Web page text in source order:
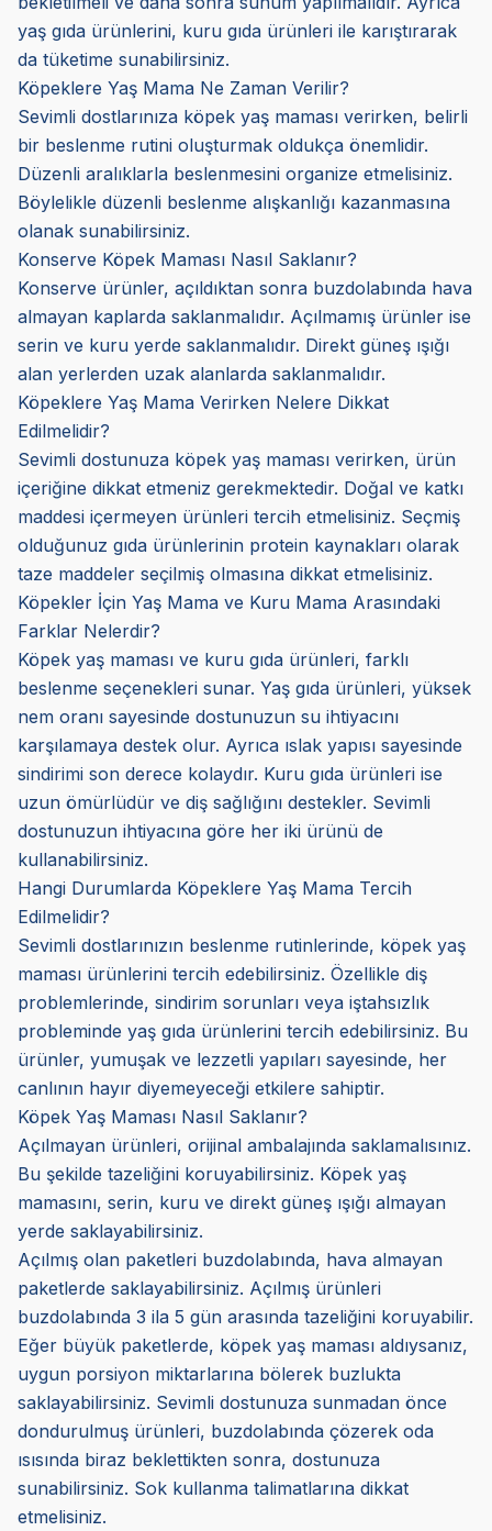
yaş gıda ürünlerini, kuru gıda ürünleri ile karıştırarak
da tüketime sunabilirsiniz.
Köpeklere Yaş Mama Ne Zaman Verilir?
Sevimli dostlarınıza köpek yaş maması verirken, belirli
bir beslenme rutini oluşturmak oldukça önemlidir.
Düzenli aralıklarla beslenmesini organize etmelisiniz.
Böylelikle düzenli beslenme alışkanlığı kazanmasına
olanak sunabilirsiniz.
Konserve Köpek Maması Nasıl Saklanır?
Konserve ürünler, açıldıktan sonra buzdolabında hava
almayan kaplarda saklanmalıdır. Açılmamış ürünler ise
serin ve kuru yerde saklanmalıdır. Direkt güneş ışığı
alan yerlerden uzak alanlarda saklanmalıdır.
Köpeklere Yaş Mama Verirken Nelere Dikkat
Edilmelidir?
Sevimli dostunuza köpek yaş maması verirken, ürün
içeriğine dikkat etmeniz gerekmektedir. Doğal ve katkı
maddesi içermeyen ürünleri tercih etmelisiniz. Seçmiş
olduğunuz gıda ürünlerinin protein kaynakları olarak
taze maddeler seçilmiş olmasına dikkat etmelisiniz.
Köpekler İçin Yaş Mama ve Kuru Mama Arasındaki
Farklar Nelerdir?
Köpek yaş maması ve kuru gıda ürünleri, farklı
beslenme seçenekleri sunar. Yaş gıda ürünleri, yüksek
nem oranı sayesinde dostunuzun su ihtiyacını
karşılamaya destek olur. Ayrıca ıslak yapısı sayesinde
sindirimi son derece kolaydır. Kuru gıda ürünleri ise
uzun ömürlüdür ve diş sağlığını destekler. Sevimli
dostunuzun ihtiyacına göre her iki ürünü de
kullanabilirsiniz.
Hangi Durumlarda Köpeklere Yaş Mama Tercih
Edilmelidir?
Sevimli dostlarınızın beslenme rutinlerinde, köpek yaş
maması ürünlerini tercih edebilirsiniz. Özellikle diş
problemlerinde, sindirim sorunları veya iştahsızlık
probleminde yaş gıda ürünlerini tercih edebilirsiniz. Bu
ürünler, yumuşak ve lezzetli yapıları sayesinde, her
canlının hayır diyemeyeceği etkilere sahiptir.
Köpek Yaş Maması Nasıl Saklanır?
Açılmayan ürünleri, orijinal ambalajında saklamalısınız.
Bu şekilde tazeliğini koruyabilirsiniz. Köpek yaş
mamasını, serin, kuru ve direkt güneş ışığı almayan
yerde saklayabilirsiniz.
Açılmış olan paketleri buzdolabında, hava almayan
paketlerde saklayabilirsiniz. Açılmış ürünleri
buzdolabında 3 ila 5 gün arasında tazeliğini koruyabilir.
Eğer büyük paketlerde, köpek yaş maması aldıysanız,
uygun porsiyon miktarlarına bölerek buzlukta
saklayabilirsiniz. Sevimli dostunuza sunmadan önce
dondurulmuş ürünleri, buzdolabında çözerek oda
ısısında biraz beklettikten sonra, dostunuza
sunabilirsiniz. Sok kullanma talimatlarına dikkat
etmelisiniz.